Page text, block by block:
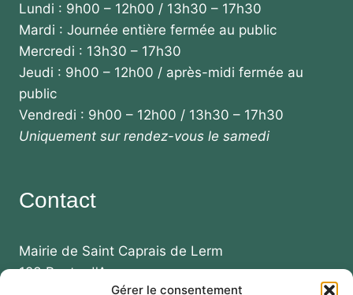
Gérer le consentement
Lundi : 9h00 – 12h00 / 13h30 – 17h30
Mardi : Journée entière fermée au public
Mercredi : 13h30 – 17h30
Jeudi : 9h00 – 12h00 / après-midi fermée au
public
Vendredi : 9h00 – 12h00 / 13h30 – 17h30
Uniquement sur rendez-vous le samedi
Contact
Mairie de Saint Caprais de Lerm
123 Route d'Agen